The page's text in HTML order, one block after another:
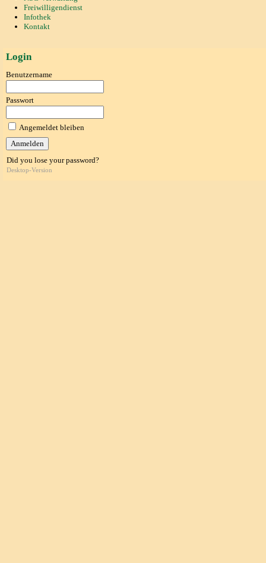
Freiwilligendienst
Infothek
Kontakt
Login
Benutzername
Passwort
Angemeldet bleiben
Did you lose your password?
Desktop-Version